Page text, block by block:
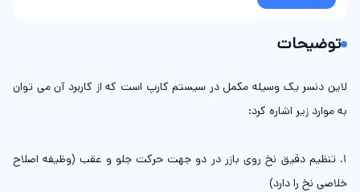
توضیحات
لاین دنسر یک وسیله مکمل در سیستم کارپ است که از کاربرد آن می توان
به موارد زیر اشاره کرد:
1. تنظیم دقیق نخ روی بازر در دو جهت حرکت جلو و عقب (وظیفه اصلاح
خلاصی نخ را دارد)